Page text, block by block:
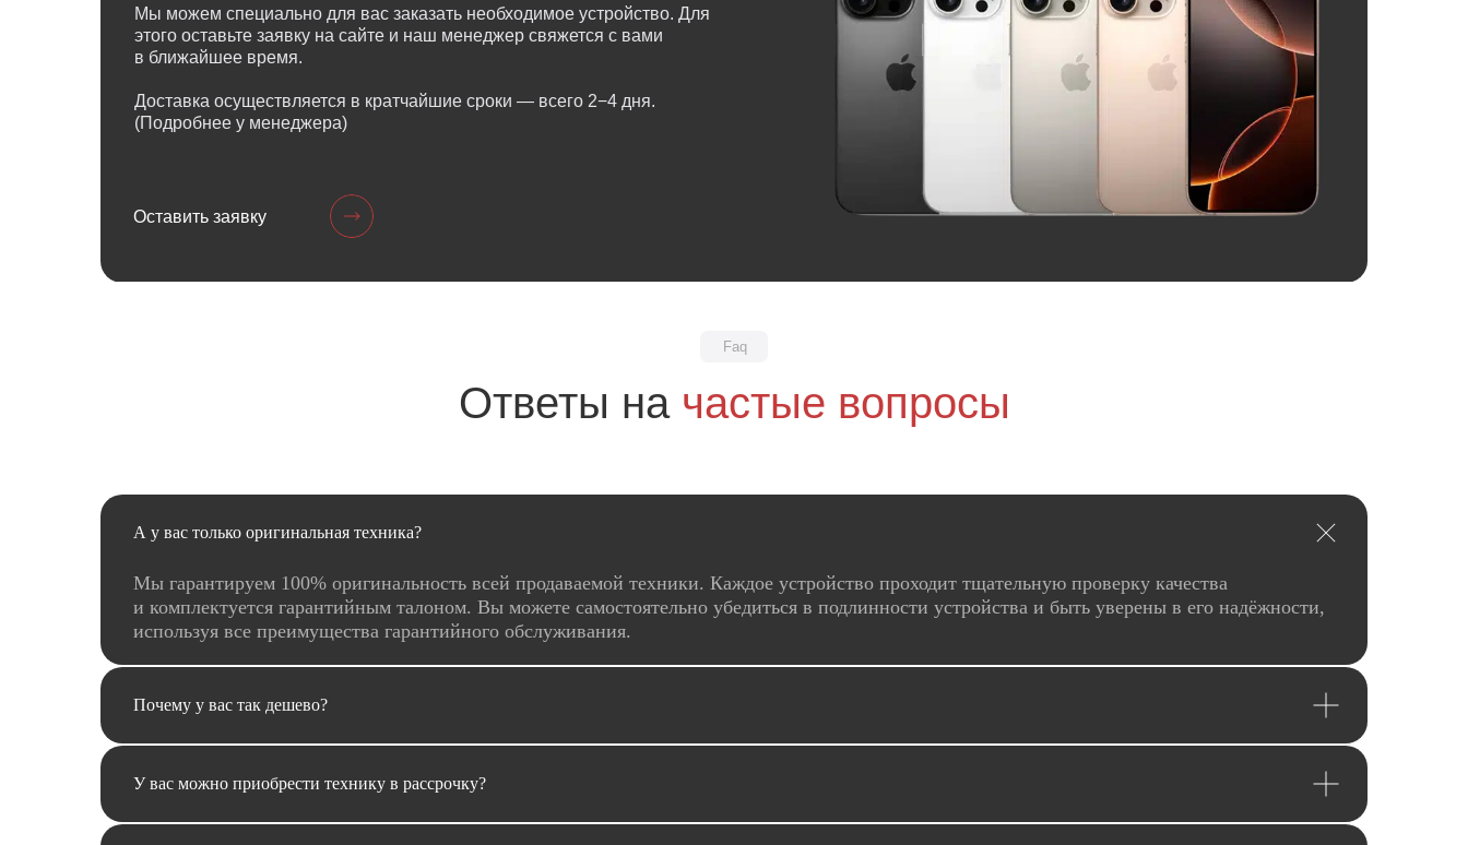
Оставить заявку
Мы можем специально для вас заказать необходимое устройство. Для
этого оставьте заявку на сайте и наш менеджер свяжется с вами
в ближайшее время.
Доставка осуществляется в кратчайшие сроки — всего 2−4 дня.
(Подробнее у менеджера)
Ответы на частые вопросы
Faq
А у вас только оригинальная техника?
Мы гарантируем 100% оригинальность всей продаваемой техники. Каждое устройство проходит тщательную проверку качества
и комплектуется гарантийным талоном. Вы можете самостоятельно убедиться в подлинности устройства и быть уверены в его надёжности,
используя все преимущества гарантийного обслуживания.
Почему у вас так дешево?
У вас можно приобрести технику в рассрочку?